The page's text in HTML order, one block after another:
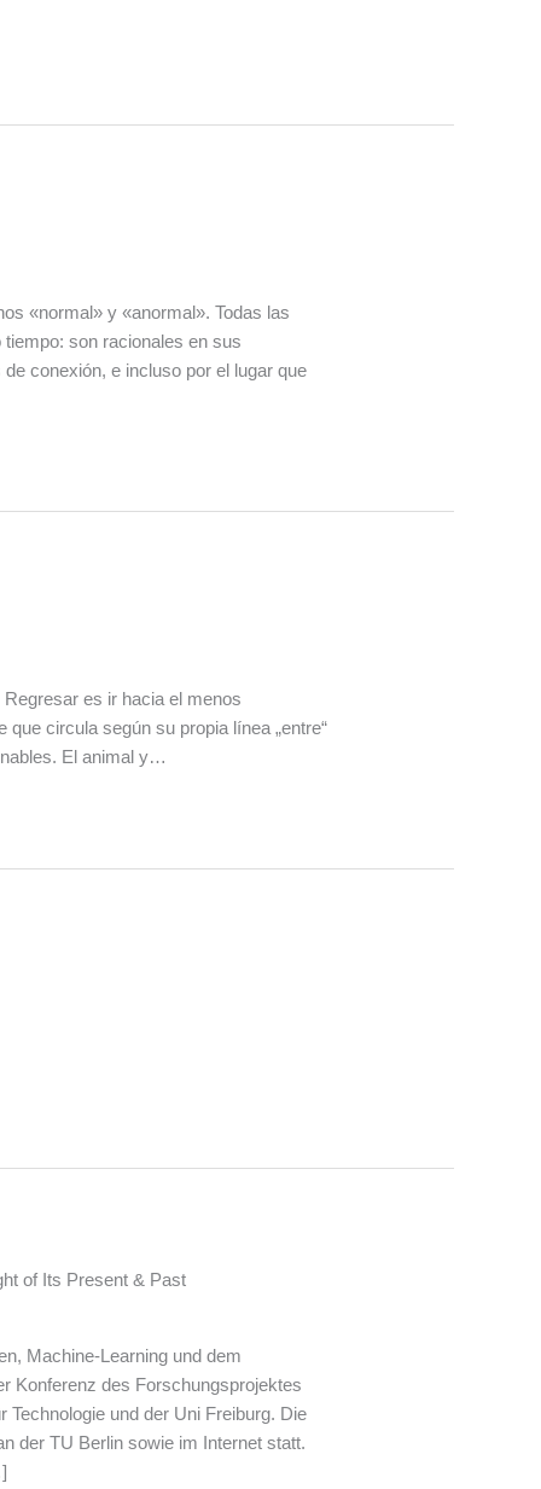
«normal» y «anormal». Todas las
son racionales en sus
conexión, e incluso por el lugar que
es ir hacia el menos
circula según su propia línea „entre“
El animal y…
of Its Present & Past
Machine-Learning und dem
Konferenz des Forschungsprojektes
und der Uni Freiburg. Die
der TU Berlin sowie im Internet statt.